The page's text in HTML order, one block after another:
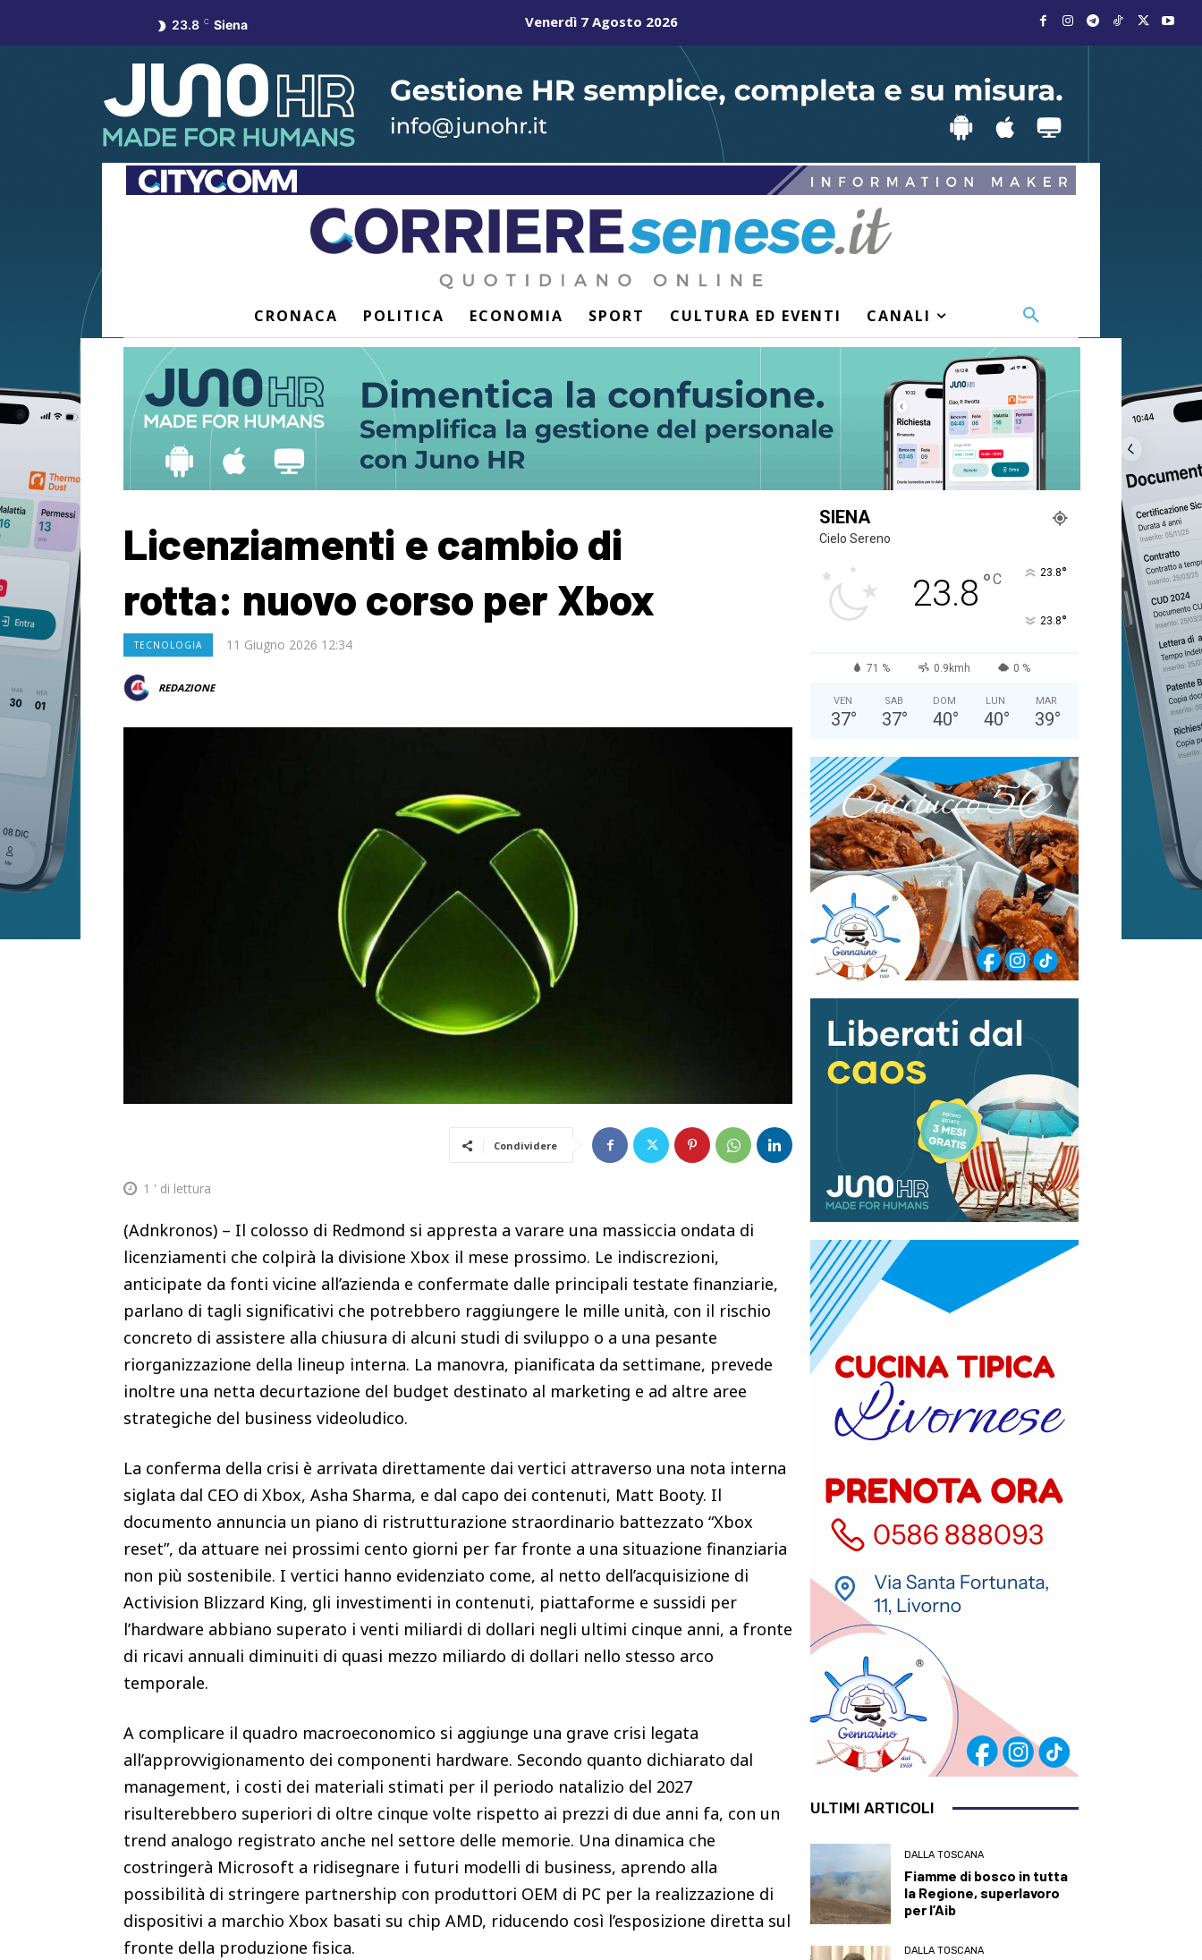
23.8 C Siena Venerdì 7 Agosto 2026
CRONACA POLITICA ECONOMIA SPORT CULTURA ED EVENTI CANALI
Licenziamenti e cambio di
rotta: nuovo corso per Xbox
TECNOLOGIA 11 Giugno 2026 12:34
REDAZIONE
Condividere
1 ' di lettura
(Adnkronos) – Il colosso di Redmond si appresta a varare una massiccia ondata di
licenziamenti che colpirà la divisione Xbox il mese prossimo. Le indiscrezioni,
anticipate da fonti vicine all’azienda e confermate dalle principali testate finanziarie,
parlano di tagli significativi che potrebbero raggiungere le mille unità, con il rischio
concreto di assistere alla chiusura di alcuni studi di sviluppo o a una pesante
riorganizzazione della lineup interna. La manovra, pianificata da settimane, prevede
inoltre una netta decurtazione del budget destinato al marketing e ad altre aree
strategiche del business videoludico.
La conferma della crisi è arrivata direttamente dai vertici attraverso una nota interna
siglata dal CEO di Xbox, Asha Sharma, e dal capo dei contenuti, Matt Booty. Il
documento annuncia un piano di ristrutturazione straordinario battezzato “Xbox
reset”, da attuare nei prossimi cento giorni per far fronte a una situazione finanziaria
non più sostenibile. I vertici hanno evidenziato come, al netto dell’acquisizione di
Activision Blizzard King, gli investimenti in contenuti, piattaforme e sussidi per
l’hardware abbiano superato i venti miliardi di dollari negli ultimi cinque anni, a fronte
di ricavi annuali diminuiti di quasi mezzo miliardo di dollari nello stesso arco
temporale.
A complicare il quadro macroeconomico si aggiunge una grave crisi legata
all’approvvigionamento dei componenti hardware. Secondo quanto dichiarato dal
management, i costi dei materiali stimati per il periodo natalizio del 2027
risulterebbero superiori di oltre cinque volte rispetto ai prezzi di due anni fa, con un
trend analogo registrato anche nel settore delle memorie. Una dinamica che
costringerà Microsoft a ridisegnare i futuri modelli di business, aprendo alla
possibilità di stringere partnership con produttori OEM di PC per la realizzazione di
dispositivi a marchio Xbox basati su chip AMD, riducendo così l’esposizione diretta sul
fronte della produzione fisica.
SIENA
Cielo Sereno
23.8 °C 23.8°
23.8°
71 % 0.9kmh 0 %
VEN
37°
SAB
37°
DOM
40°
LUN
40°
MAR
39°
ULTIMI ARTICOLI
DALLA TOSCANA
Fiamme di bosco in tutta
la Regione, superlavoro
per l’Aib
DALLA TOSCANA